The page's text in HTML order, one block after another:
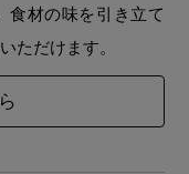
食材の味を引き立て
ただけます。